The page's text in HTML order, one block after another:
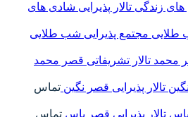
تالار پذیرایی شادی های
مجتمع پذیرایی شب طلایی
تالار تشریفاتی قصر محمد
تالار پذیرایی قصر نگین تماس
تالار پذیرایی قصر یاس تماس